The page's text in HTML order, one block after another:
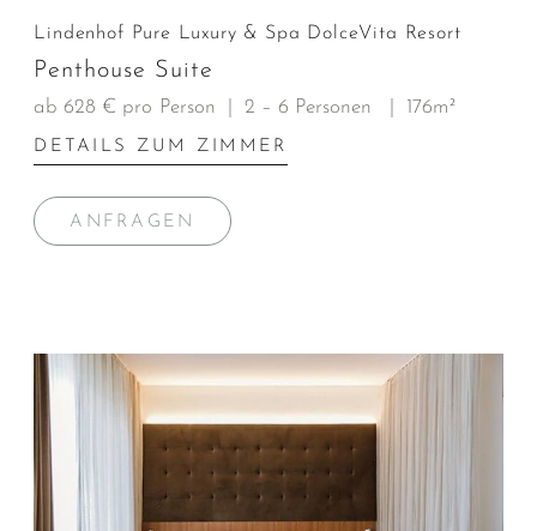
Lindenhof Pure Luxury & Spa DolceVita Resort
Penthouse Suite
ab 628 € pro Person 2 – 6 Personen 176m²
DETAILS ZUM ZIMMER
ANFRAGEN